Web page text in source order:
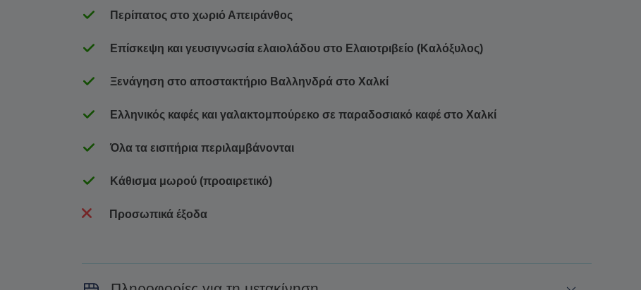
Περίπατος στο χωριό Απειράνθος
Επίσκεψη και γευσιγνωσία ελαιολάδου στο Ελαιοτριβείο (Καλόξυλος)
Ξενάγηση στο αποστακτήριο Βαλληνδρά στο Χαλκί
Ελληνικός καφές και γαλακτομπούρεκο σε παραδοσιακό καφέ στο Χαλκί
Όλα τα εισιτήρια περιλαμβάνονται
Κάθισμα μωρού (προαιρετικό)
Προσωπικά έξοδα